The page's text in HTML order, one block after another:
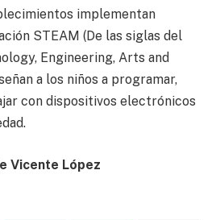
implementan
STEAM (De las siglas del
Engineering, Arts and
a los niños a programar,
con dispositivos electrónicos
Vicente López